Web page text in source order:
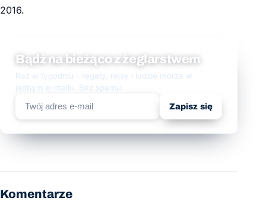
2016.
Bądź na bieżąco z żeglarstwem
Raz w tygodniu - regaty, rejsy i ludzie morza w
jednym e-mailu. Bez spamu.
Zapisz się
Komentarze